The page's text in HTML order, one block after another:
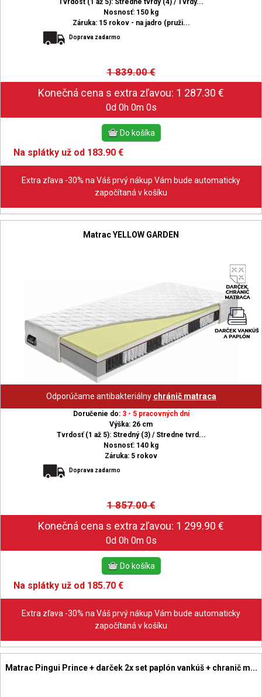
Tvrdosť (1 až 5): Stredne tvrdý (4) / Tvrdý...
Nosnosť: 150 kg
Záruka: 15 rokov - na jadro (pruži...
Doprava zadarmo
1 839.00€
0d 0h 0m 0s
Na splátky už od 183.90 €
Extra zľava -30% na Váš prvý nákup Vám bude automaticky
započítaná v košíku
Matrac YELLOW GARDEN
Odporúčame antibakteriálny chránič matraca
Doručenie do: 3 - 5 pracovných dní
Výška: 26 cm
Tvrdosť (1 až 5): Stredný (3) / Stredne tvrd...
Nosnosť: 140 kg
Záruka: 5 rokov
Doprava zadarmo
1 857.00€
0d 0h 0m 0s
Na splátky už od 185.70 €
Extra zľava -30% na Váš prvý nákup Vám bude automaticky
započítaná v košíku
Matrac Pingui Prince + darček 2x set paplón vankúš + chranič m...